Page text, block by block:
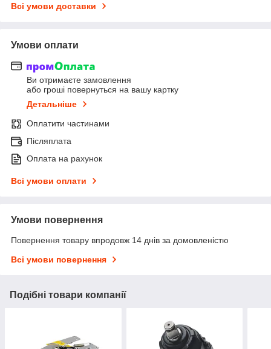
Всі умови доставки
Умови оплати
Ви отримаєте замовлення
або гроші повернуться на вашу картку
Детальніше
Оплатити частинами
Післяплата
Оплата на рахунок
Всі умови оплати
Умови повернення
Повернення товару впродовж 14 днів за домовленістю
Всі умови повернення
Подібні товари компанії